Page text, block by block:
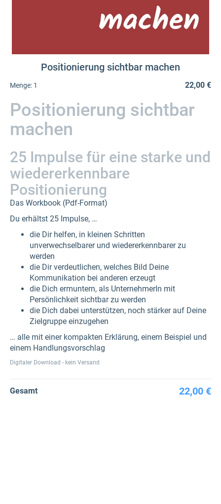
Positionierung sichtbar machen
Menge: 1 22,00 €
Positionierung sichtbar
machen
25 Impulse für eine starke und
wiedererkennbare
Positionierung
Das Workbook (Pdf-Format)
Du erhältst 25 Impulse, …
die Dir helfen, in kleinen Schritten
unverwechselbarer und wiedererkennbarer zu
werden
die Dir verdeutlichen, welches Bild Deine
Kommunikation bei anderen erzeugt
die Dich ermuntern, als UnternehmerIn mit
Persönlichkeit sichtbar zu werden
die Dich dabei unterstützen, noch stärker auf Deine
Zielgruppe einzugehen
… alle mit einer kompakten Erklärung, einem Beispiel und
einem Handlungsvorschlag
Digitaler Download - kein Versand
Gesamt 22,00 €